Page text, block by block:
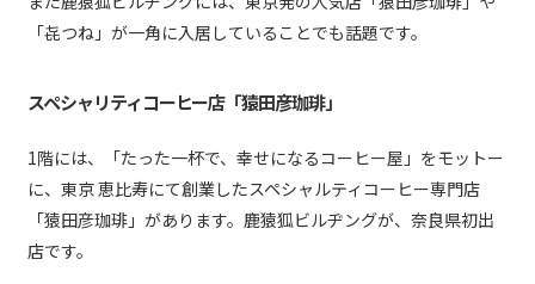
「㐂つね」が一角に入居していることでも話題です。
スペシャリティコーヒー店「猿田彦珈琲」
1階には、「たった一杯で、幸せになるコーヒー屋」をモットー
に、東京 恵比寿にて創業したスペシャルティコーヒー専門店
「猿田彦珈琲」があります。鹿猿狐ビルヂングが、奈良県初出
店です。